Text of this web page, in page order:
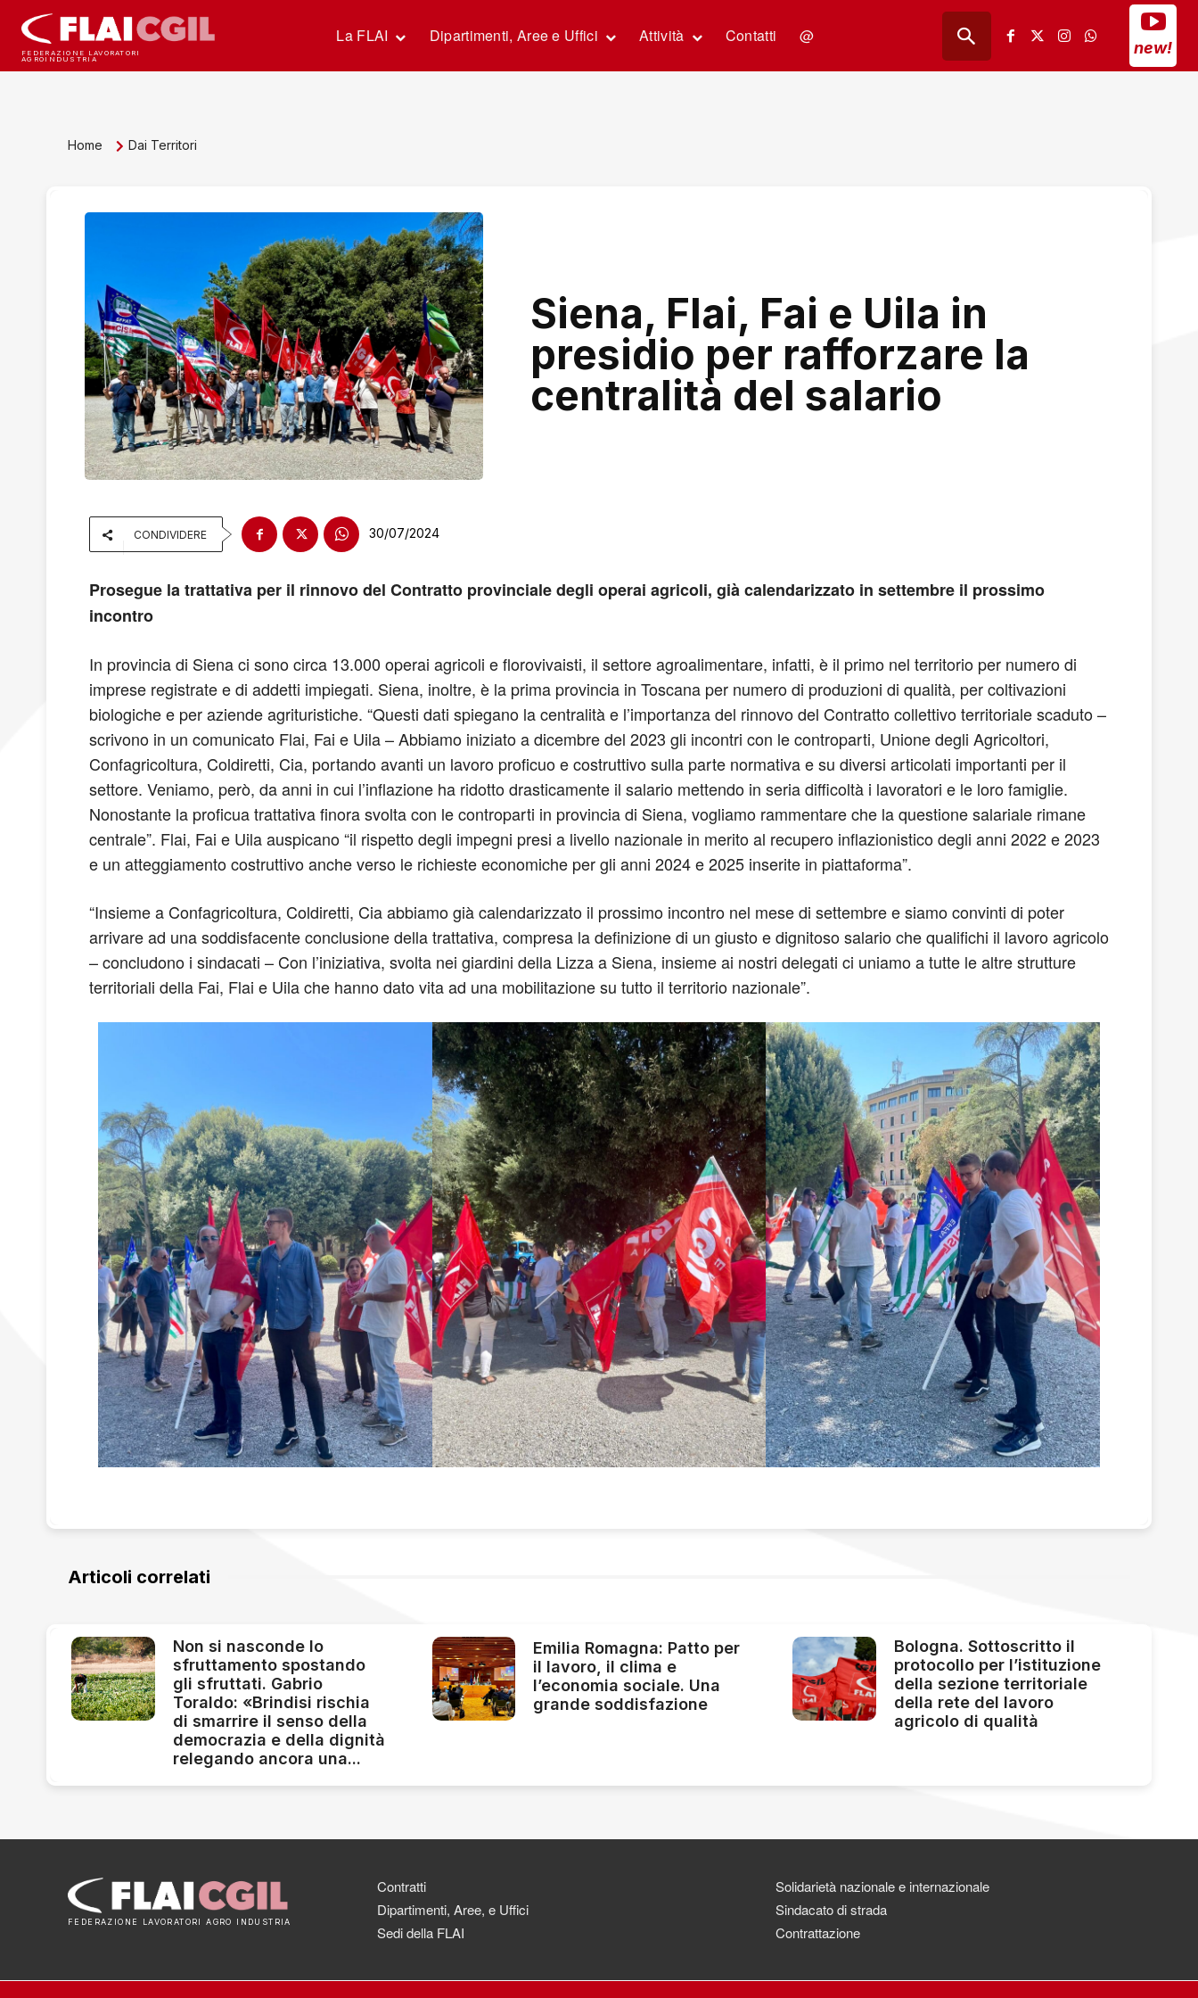
FEDERAZIONE LAVORATORI
AGROINDUSTRIA
La FLAI Dipartimenti, Aree e Uffici Attività Contatti @
new!
Home Dai Territori
Siena, Flai, Fai e Uila in
presidio per rafforzare la
centralità del salario
CONDIVIDERE 30/07/2024
Prosegue la trattativa per il rinnovo del Contratto provinciale degli operai agricoli, già calendarizzato in settembre il prossimo
incontro
In provincia di Siena ci sono circa 13.000 operai agricoli e florovivaisti, il settore agroalimentare, infatti, è il primo nel territorio per numero di
imprese registrate e di addetti impiegati. Siena, inoltre, è la prima provincia in Toscana per numero di produzioni di qualità, per coltivazioni
biologiche e per aziende agrituristiche. “Questi dati spiegano la centralità e l’importanza del rinnovo del Contratto collettivo territoriale scaduto –
scrivono in un comunicato Flai, Fai e Uila – Abbiamo iniziato a dicembre del 2023 gli incontri con le controparti, Unione degli Agricoltori,
Confagricoltura, Coldiretti, Cia, portando avanti un lavoro proficuo e costruttivo sulla parte normativa e su diversi articolati importanti per il
settore. Veniamo, però, da anni in cui l’inflazione ha ridotto drasticamente il salario mettendo in seria difficoltà i lavoratori e le loro famiglie.
Nonostante la proficua trattativa finora svolta con le controparti in provincia di Siena, vogliamo rammentare che la questione salariale rimane
centrale”. Flai, Fai e Uila auspicano “il rispetto degli impegni presi a livello nazionale in merito al recupero inflazionistico degli anni 2022 e 2023
e un atteggiamento costruttivo anche verso le richieste economiche per gli anni 2024 e 2025 inserite in piattaforma”.
“Insieme a Confagricoltura, Coldiretti, Cia abbiamo già calendarizzato il prossimo incontro nel mese di settembre e siamo convinti di poter
arrivare ad una soddisfacente conclusione della trattativa, compresa la definizione di un giusto e dignitoso salario che qualifichi il lavoro agricolo
– concludono i sindacati – Con l’iniziativa, svolta nei giardini della Lizza a Siena, insieme ai nostri delegati ci uniamo a tutte le altre strutture
territoriali della Fai, Flai e Uila che hanno dato vita ad una mobilitazione su tutto il territorio nazionale”.
Articoli correlati
Non si nasconde lo
sfruttamento spostando
gli sfruttati. Gabrio
Toraldo: «Brindisi rischia
di smarrire il senso della
democrazia e della dignità
relegando ancora una...
Emilia Romagna: Patto per
il lavoro, il clima e
l’economia sociale. Una
grande soddisfazione
Bologna. Sottoscritto il
protocollo per l’istituzione
della sezione territoriale
della rete del lavoro
agricolo di qualità
FEDERAZIONE LAVORATORI AGRO INDUSTRIA
Contratti
Dipartimenti, Aree, e Uffici
Sedi della FLAI
Solidarietà nazionale e internazionale
Sindacato di strada
Contrattazione